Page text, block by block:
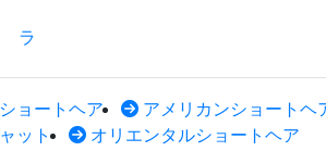
ラ
ョートヘア アメリカンショートヘ
ット オリエンタルショートヘア